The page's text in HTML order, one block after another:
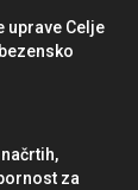
uprave Celje
za